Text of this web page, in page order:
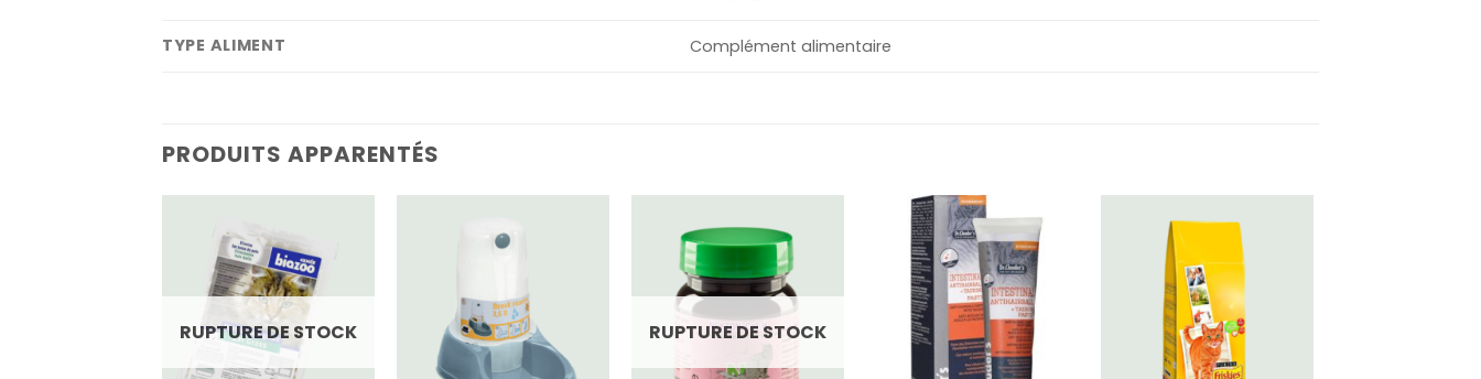
TYPE ALIMENT Complément alimentaire
PRODUITS APPARENTÉS
wishlist
RUPTURE DE STOCK
wishlist
RUPTURE DE STOCK
Add
to
wishlist